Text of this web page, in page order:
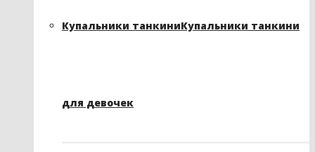
Купальники танкиниКупальники танкини
для девочек